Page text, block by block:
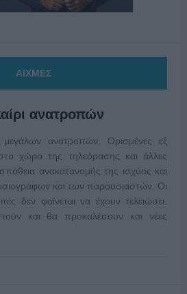
ΑΙΧΜΕΣ
ανατροπών
μεγάλων ανατροπών. Ορισμένες εξ
χώρο της τηλεόρασης και άλλες
ανακατανομής της ισχύος και
και των παρουσιαστών. Οι
δεν φαίνεται να έχουν τελειώσει.
και θα προκαλέσουν και νέες